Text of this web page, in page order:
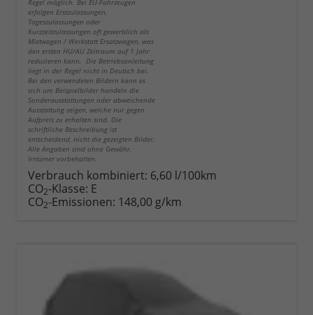
Regel möglich. Bei EU-Fahrzeugen
erfolgen Erstzulassungen,
Tageszulassungen oder
Kurzzeitzulassungen oft gewerblich als
Mietwagen / Werkstatt Ersatzwagen, was
den ersten HU/AU Zeitraum auf 1 Jahr
reduzieren kann. Die Betriebsanleitung
liegt in der Regel nicht in Deutsch bei.
Bei den verwendeten Bildern kann es
sich um Beispielbilder handeln die
Sonderausstattungen oder abweichende
Ausstattung zeigen, welche nur gegen
Aufpreis zu erhalten sind. Die
schriftliche Beschreibung ist
entscheidend, nicht die gezeigten Bilder.
Alle Angaben sind ohne Gewähr.
Irrtümer vorbehalten.
Verbrauch kombiniert: 6,60 l/100km
CO2-Klasse: E
CO2-Emissionen: 148,00 g/km